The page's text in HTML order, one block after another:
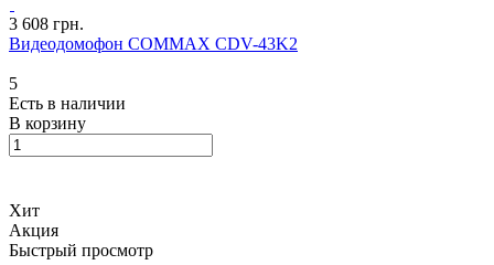
3 608 грн.
Видеодомофон COMMAX CDV-43K2
5
Есть в наличии
В корзину
Хит
Акция
Быстрый просмотр